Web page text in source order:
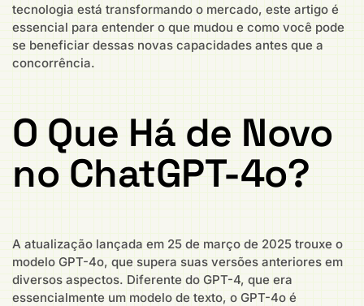
tecnologia está transformando o mercado, este artigo é
essencial para entender o que mudou e como você pode
se beneficiar dessas novas capacidades antes que a
concorrência.
O Que Há de Novo
no ChatGPT-4o?
A atualização lançada em 25 de março de 2025 trouxe o
modelo GPT-4o, que supera suas versões anteriores em
diversos aspectos. Diferente do GPT-4, que era
essencialmente um modelo de texto, o GPT-4o é